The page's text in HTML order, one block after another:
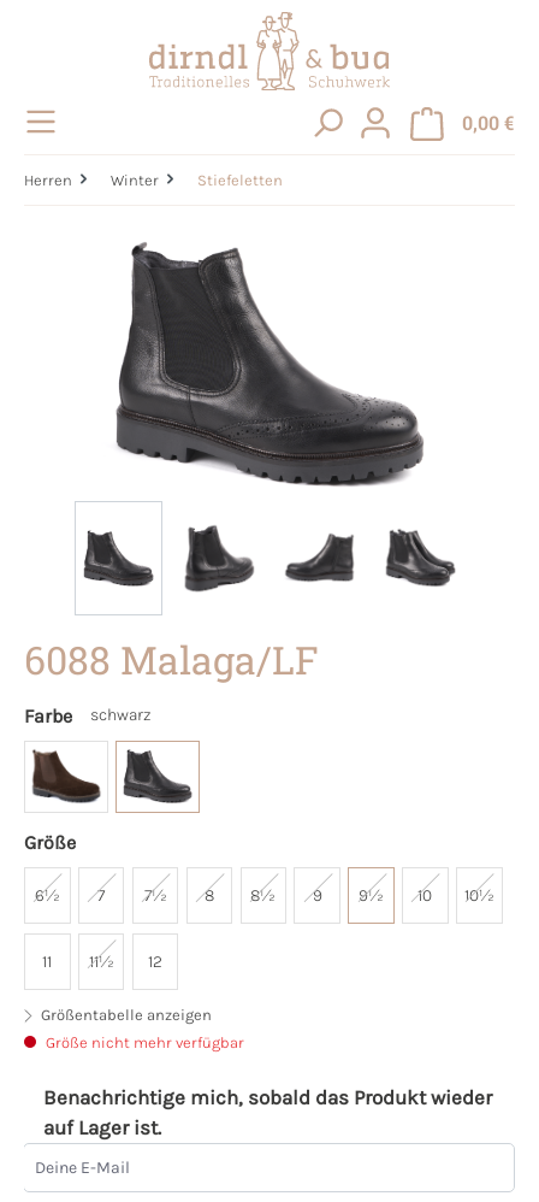
0,00 €
Herren Winter Stiefeletten
Bildergalerie überspringen
6088 Malaga/LF
Farbe schwarz
Größe
6½ 7 7½ 8 8½ 9 9½ 10 10½
11 11½ 12
Größentabelle anzeigen
Größe nicht mehr verfügbar
Benachrichtige mich, sobald das Produkt wieder
auf Lager ist.
Deine E-Mail